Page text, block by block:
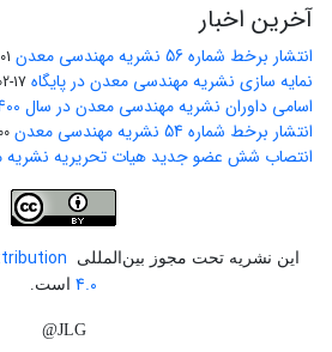
آخرین اخبار
انتشار برخط شماره 56 نشریه مهندسی معدن 31
نمایه سازی نشریه مهندسی معدن در پایگاه Research Bib 17
اسامی داوران نشریه مهندسی معدن در سال 1400
انتشار برخط شماره 54 نشریه مهندسی معدن 17
انتصاب شش عضو جدید هیات تحریریه
این نشریه تحت مجوز بین‌المللی
4.0 است.
JLG@